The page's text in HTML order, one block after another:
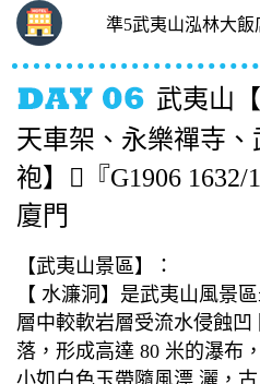
準5武夷山泓林大
武夷山
天車架、永樂禪寺
袍】『G1906 1632/
廈門
【武夷山景區】：
【 水濂洞】是武夷山風景
層中較軟岩層受流水侵蝕凹
落，形成高達 80 米的瀑布
小如白色玉帶隨風漂 灑，